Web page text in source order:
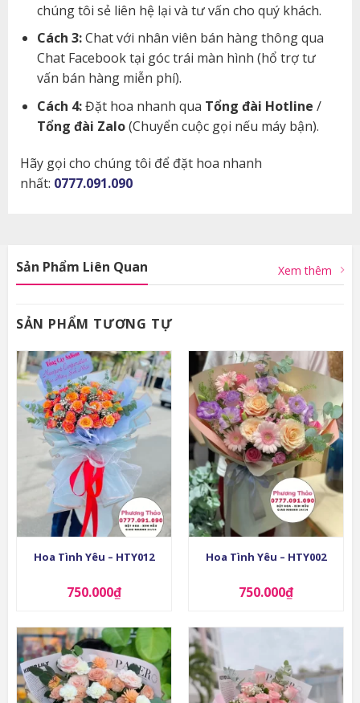
chúng tôi sẻ liên hệ lại và tư vấn cho quý khách.
Cách 3:Chat với nhân viên bán hàng thông qua
Chat Facebook tại góc trái màn hình (hổ trợ tư
vấn bán hàng miễn phí).
Cách 4:Đặt hoa nhanh qua Tổng đài Hotline /
Tổng đài Zalo(Chuyển cuộc gọi nếu máy bận).
Hãy gọi cho chúng tôi để đặt hoa nhanh
nhất: 0777.091.090
Sản Phẩm Liên Quan Xem thêm
SẢN PHẨM TƯƠNG TỰ
Hoa Tình Yêu – HTY012
750.000₫
Hoa Tình Yêu – HTY002
750.000₫